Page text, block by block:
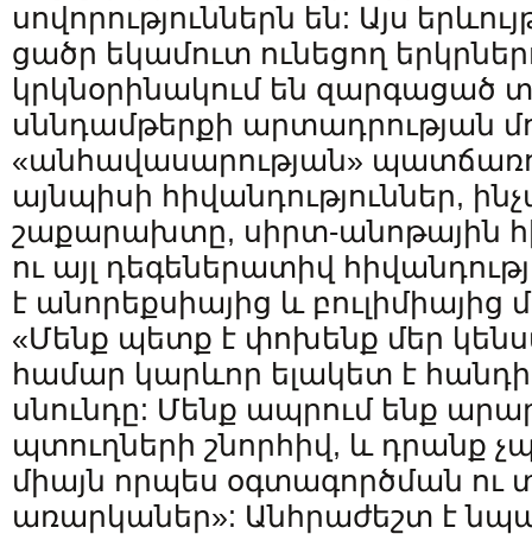
սովորություններն են: Այս
ցածր եկամուտ ունեցող
կրկնօրինակում են զարգացած
սննդամթերքի արտադրության
«անհավասարության»
այնպիսի հիվանդություններ,
շաքարախտը, սիրտ-անոթային
ու այլ դեգեներատիվ
է անորեքսիայից և
«Մենք պետք է փոխենք մեր
համար կարևոր ելակետ է
սնունդը: Մենք ապրում ենք
պտուղների շնորհիվ, և դրանք
միայն որպես օգտագործման
առարկաներ»: Անհրաժեշտ է